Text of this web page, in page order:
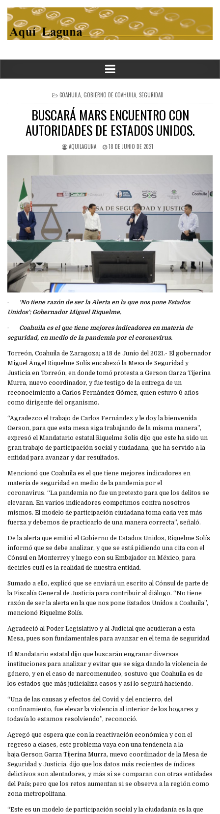
POSTED
IN
COAHUILA, GOBIERNO DE COAHUILA, SEGURIDAD
BUSCARÁ MARS ENCUENTRO CON
AUTORIDADES DE ESTADOS UNIDOS.
AQUILAGUNA 18 DE JUNIO DE 2021
·
‘No tiene razón de ser la Alerta en la que nos pone Estados
Unidos’: Gobernador Miguel Riquelme.
·
Coahuila es el que tiene mejores indicadores en materia de
seguridad, en medio de la pandemia por el coronavirus.
Torreón, Coahuila de Zaragoza; a 18 de Junio del 2021.- El gobernador
Miguel Ángel Riquelme Solís encabezó la Mesa de Seguridad y
Justicia en Torreón, en donde tomó protesta a Gerson Garza Tijerina
Murra, nuevo coordinador, y fue testigo de la entrega de un
reconocimiento a Carlos Fernández Gómez, quien estuvo 6 años
como dirigente del organismo.
“Agradezco el trabajo de Carlos Fernández y le doy la bienvenida
Gerson, para que esta mesa siga trabajando de la misma manera”,
expresó el Mandatario estatal.Riquelme Solís dijo que este ha sido un
gran trabajo de participación social y ciudadana, que ha servido a la
entidad para avanzar y dar resultados.
Mencionó que Coahuila es el que tiene mejores indicadores en
materia de seguridad en medio de la pandemia por el
coronavirus. “La pandemia no fue un pretexto para que los delitos se
elevaran. En varios indicadores competimos contra nosotros
mismos. El modelo de participación ciudadana toma cada vez más
fuerza y debemos de practicarlo de una manera correcta”, señaló.
De la alerta que emitió el Gobierno de Estados Unidos, Riquelme Solís
informó que se debe analizar, y que se está pidiendo una cita con el
Cónsul en Monterrey y luego con su Embajador en México, para
decirles cuál es la realidad de nuestra entidad.
Sumado a ello, explicó que se enviará un escrito al Cónsul de parte de
la Fiscalía General de Justicia para contribuir al diálogo. “No tiene
razón de ser la alerta en la que nos pone Estados Unidos a Coahuila”,
mencionó Riquelme Solís.
Agradeció al Poder Legislativo y al Judicial que acudieran a esta
Mesa, pues son fundamentales para avanzar en el tema de seguridad.
El Mandatario estatal dijo que buscarán engranar diversas
instituciones para analizar y evitar que se siga dando la violencia de
género, y en el caso de narcomenudeo, sostuvo que Coahuila es de
los estados que más judicializa casos y así lo seguirá haciendo.
“Una de las causas y efectos del Covid y del encierro, del
confinamiento, fue elevar la violencia al interior de los hogares y
todavía lo estamos resolviendo”, reconoció.
Agregó que espera que con la reactivación económica y con el
regreso a clases, este problema vaya con una tendencia a la
baja.Gerson Garza Tijerina Murra, nuevo coordinador de la Mesa de
Seguridad y Justicia, dijo que los datos más recientes de índices
delictivos son alentadores, y más si se comparan con otras entidades
del País; pero que los retos aumentan si se observa a la región como
zona metropolitana.
“Este es un modelo de participación social y la ciudadanía es la que